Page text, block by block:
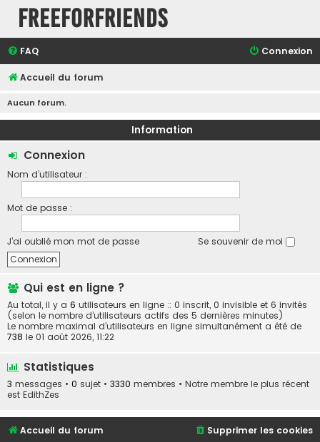
FreeForFriends
FAQ Connexion
Accueil du forum
Aucun forum.
Information
Connexion
Nom d’utilisateur :
Mot de passe :
J’ai oublié mon mot de passe Se souvenir de moi
Qui est en ligne ?
Au total, il y a 6 utilisateurs en ligne :: 0 inscrit, 0 invisible et 6 invités
(selon le nombre d’utilisateurs actifs des 5 dernières minutes)
Le nombre maximal d’utilisateurs en ligne simultanément a été de
738 le 01 août 2026, 11:22
Statistiques
3 messages • 0 sujet • 3330 membres • Notre membre le plus récent
est EdithZes
Accueil du forum Supprimer les cookies